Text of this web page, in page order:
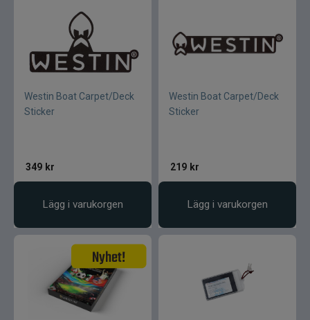
Varumärken
Westin Boat Carpet/Deck
Sticker
349 kr
Lägg i varukorgen
Westin Boat Carpet/Deck
Sticker
219 kr
Lägg i varukorgen